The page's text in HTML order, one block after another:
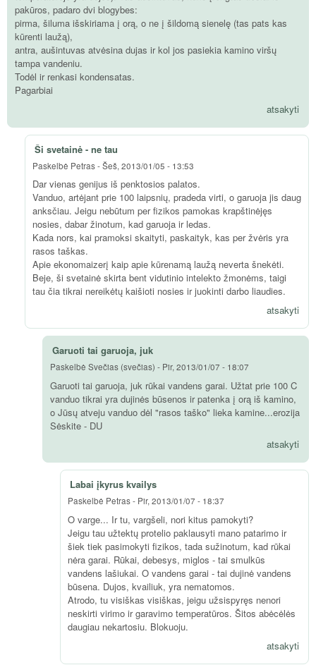
pakūros, padaro dvi blogybes:
pirma, šiluma išskiriama į orą, o ne į šildomą sienelę (tas pats kas
kūrenti laužą),
antra, aušintuvas atvėsina dujas ir kol jos pasiekia kamino viršų
tampa vandeniu.
Todėl ir renkasi kondensatas.
Pagarbiai
atsakyti
Ši svetainė - ne tau
Paskelbė Petras-Šeš, 2013/01/05 - 13:53
Dar vienas genijus iš penktosios palatos.
Vanduo, artėjant prie 100 laipsnių, pradeda virti, o garuoja jis daug
anksčiau. Jeigu nebūtum per fizikos pamokas krapštinėjęs
nosies, dabar žinotum, kad garuoja ir ledas.
Kada nors, kai pramoksi skaityti, paskaityk, kas per žvėris yra
rasos taškas.
Apie ekonomaizerį kaip apie kūrenamą laužą neverta šnekėti.
Beje, ši svetainė skirta bent vidutinio intelekto žmonėms, taigi
tau čia tikrai nereikėtų kaišioti nosies ir juokinti darbo liaudies.
atsakyti
Garuoti tai garuoja, juk
Paskelbė Svečias (svečias) - Pir, 2013/01/07 - 18:07
Garuoti tai garuoja, juk rūkai vandens garai. Užtat prie 100 C
vanduo tikrai yra dujinės būsenos ir patenka į orą iš kamino,
o Jūsų atveju vanduo dėl "rasos taško" lieka kamine...erozija
Sėskite - DU
atsakyti
Labai įkyrus kvailys
Paskelbė Petras- Pir, 2013/01/07 - 18:37
O varge... Ir tu, vargšeli, nori kitus pamokyti?
Jeigu tau užtektų protelio paklausyti mano patarimo ir
šiek tiek pasimokyti fizikos, tada sužinotum, kad rūkai
nėra garai. Rūkai, debesys, miglos - tai smulkūs
vandens lašiukai. O vandens garai - tai dujinė vandens
būsena. Dujos, kvailiuk, yra nematomos.
Atrodo, tu visiškas visiškas, jeigu užsispyręs nenori
neskirti virimo ir garavimo temperatūros. Šitos abėcėlės
daugiau nekartosiu. Blokuoju.
atsakyti